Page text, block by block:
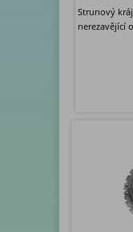
Strunový
nerezavějící